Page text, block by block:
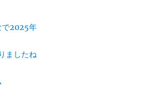
で2025年
ましたね